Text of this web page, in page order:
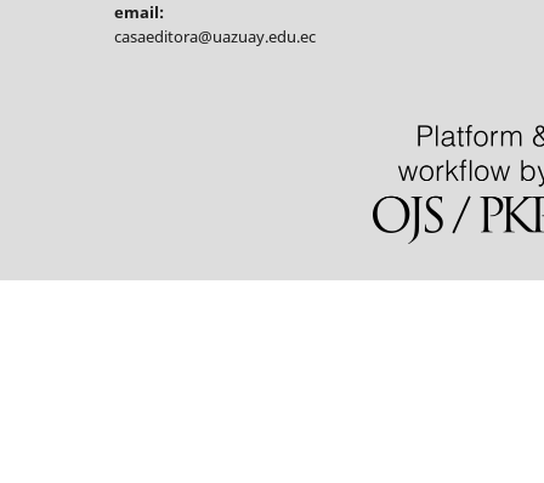
email:
casaeditora@uazuay.edu.ec